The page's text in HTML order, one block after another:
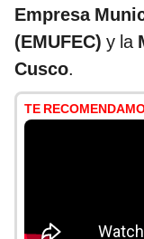
Empresa
(EMUFEC) y la
Cusco.
TE